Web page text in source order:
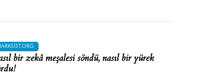
bir zekâ meşalesi söndü, nasıl bir yürek